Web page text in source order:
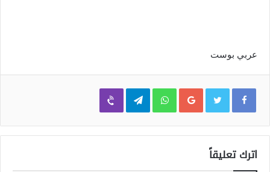
عربي بوست
Google+
WhatsApp
Telegram
Viber
اترك تعليقاً